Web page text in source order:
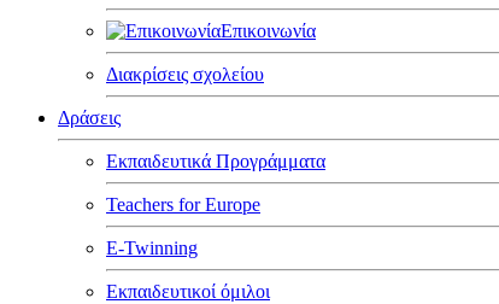
Επικοινωνία
Διακρίσεις σχολείου
Δράσεις
Εκπαιδευτικά Προγράμματα
Teachers for Europe
E-Twinning
Εκπαιδευτικοί όμιλοι